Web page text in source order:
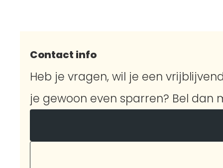
Contact info
Heb je vragen, wil je een
je gewoon even sparren? Bel dan